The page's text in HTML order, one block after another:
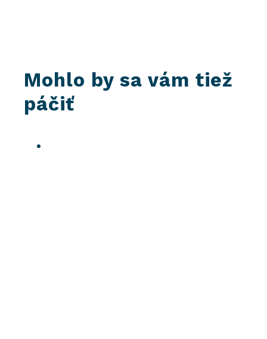
Mohlo by sa vám tiež
páčiť